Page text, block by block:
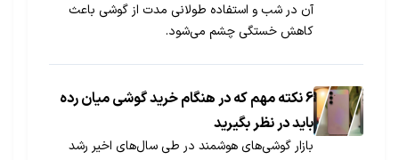
آن در شب و استفاده طولانی مدت از گوشی باعث
کاهش خستگی چشم می‌شود.
6 نکته مهم که در هنگام خرید گوشی میان‌ رده
باید در نظر بگیرید
بازار گوشی‌های هوشمند در طی سال‌های اخیر رشد